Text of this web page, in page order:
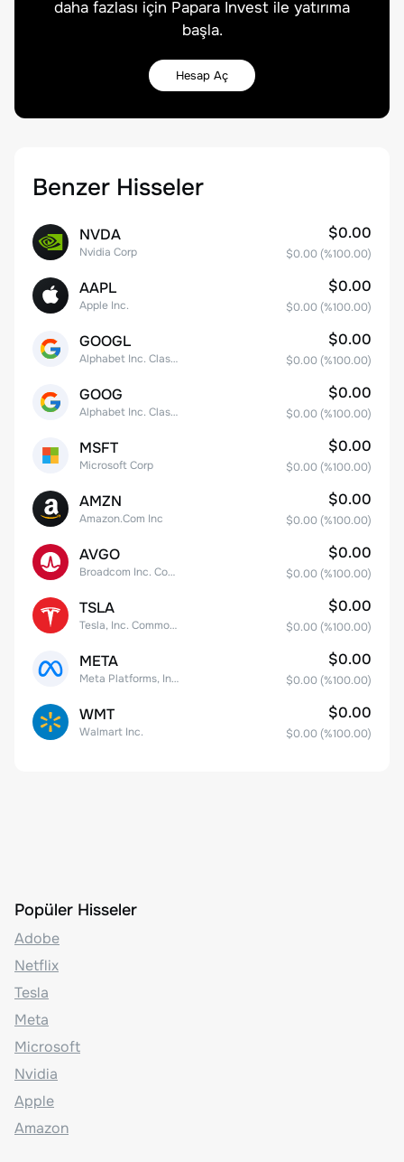
daha fazlası için Papara Invest ile yatırıma
başla.
Hesap Aç
Benzer Hisseler
NVDA
Nvidia Corp
$0.00
$0.00 (%100.00)
AAPL
Apple Inc.
$0.00
$0.00 (%100.00)
GOOGL
Alphabet Inc. Class A Common Stock
$0.00
$0.00 (%100.00)
GOOG
Alphabet Inc. Class C Capital Stock
$0.00
$0.00 (%100.00)
MSFT
Microsoft Corp
$0.00
$0.00 (%100.00)
AMZN
Amazon.Com Inc
$0.00
$0.00 (%100.00)
AVGO
Broadcom Inc. Common Stock
$0.00
$0.00 (%100.00)
TSLA
Tesla, Inc. Common Stock
$0.00
$0.00 (%100.00)
META
Meta Platforms, Inc. Class A Common Stock
$0.00
$0.00 (%100.00)
WMT
Walmart Inc.
$0.00
$0.00 (%100.00)
Popüler Hisseler
Adobe
Netflix
Tesla
Meta
Microsoft
Nvidia
Apple
Amazon